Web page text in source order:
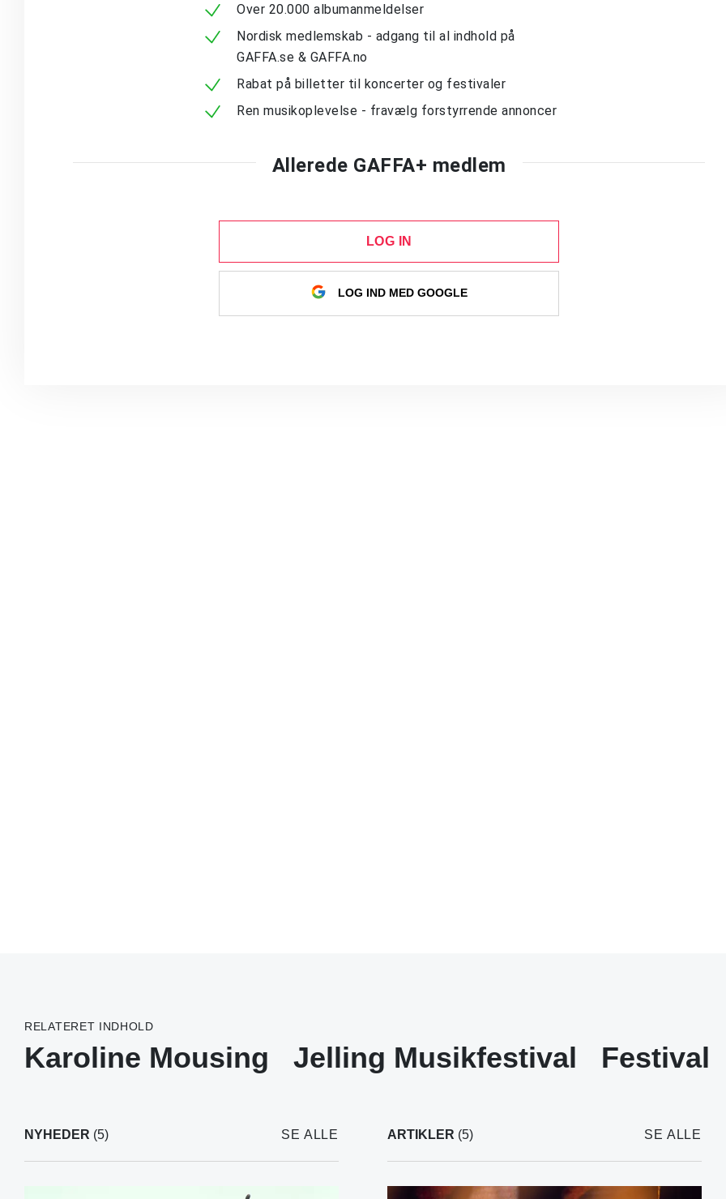
Over 20.000 albumanmeldelser
Nordisk medlemskab - adgang til al indhold på
GAFFA.se & GAFFA.no
Rabat på billetter til koncerter og festivaler
Ren musikoplevelse - fravælg forstyrrende annoncer
Allerede GAFFA+ medlem
LOG IN
LOG IND MED GOOGLE
RELATERET INDHOLD
Karoline Mousing Jelling Musikfestival Festival
NYHEDER (5) SE ALLE ARTIKLER (5) SE ALLE